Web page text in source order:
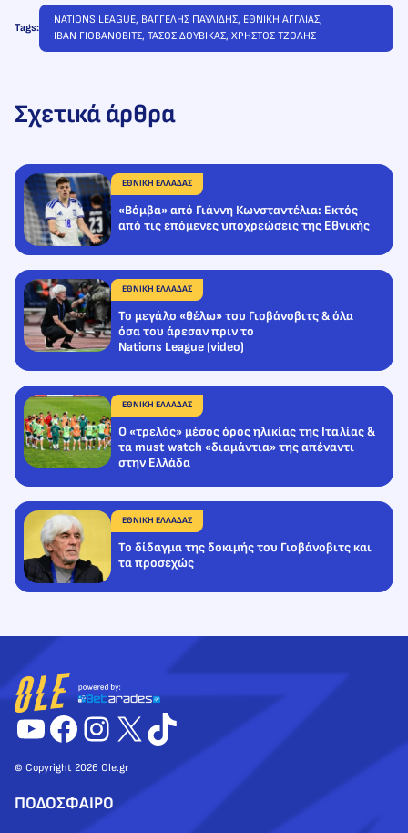
Tags:
NATIONS LEAGUE, ΒΑΓΓΕΛΗΣ ΠΑΥΛΙΔΗΣ, ΕΘΝΙΚΗ ΑΓΓΛΙΑΣ
ΙΒΑΝ ΓΙΟΒΑΝΟΒΙΤΣ, ΤΑΣΟΣ ΔΟΥΒΙΚΑΣ, ΧΡΗΣΤΟΣ ΤΖΟΛΗΣ
Σχετικά άρθρα
ΕΘΝΙΚΗ ΕΛΛΑΔΑΣ
«Βόμβα» από Γιάννη Κωνσταντέλια: Εκτός
από τις επόμενες υποχρεώσεις της Εθνικής
ΕΘΝΙΚΗ ΕΛΛΑΔΑΣ
Το μεγάλο «θέλω» του Γιοβάνοβιτς & όλα
όσα του άρεσαν πριν το
Nations League (video)
ΕΘΝΙΚΗ ΕΛΛΑΔΑΣ
Ο «τρελός» μέσος όρος ηλικίας της Ιταλίας &
τα must watch «διαμάντια» της απέναντι
στην Ελλάδα
ΕΘΝΙΚΗ ΕΛΛΑΔΑΣ
Το δίδαγμα της δοκιμής του Γιοβάνοβιτς και
τα προσεχώς
YouTube
Facebook
Instagram
X TikTok
© Copyright 2026 Ole.gr
ΠΟΔΟΣΦΑΙΡΟ